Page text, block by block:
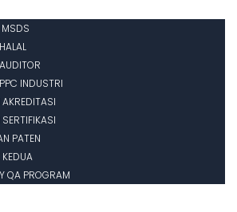
MSDS
INDUSTRI
PATEN
QA PROGRAM